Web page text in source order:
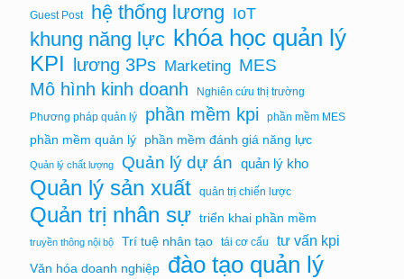
Guest Post hệ thống lương IoT
khung năng lực khóa học quản lý
KPI lương 3Ps Marketing MES
Mô hình kinh doanh
Nghiên cứu thị trường
Phương pháp quản lý
phần mềm kpi phần mềm MES
phần mềm quản lý phần mềm đánh giá năng lực
Quản lý chất lượng Quản lý dự án quản lý kho
Quản lý sản xuất quản trị chiến lược
Quản trị nhân sự triển khai phần mềm
truyền thông nội bộ Trí tuệ nhân tạo tái cơ cấu tư vấn kpi
Văn hóa doanh nghiệp đào tạo quản lý